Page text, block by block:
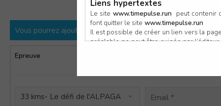
Vous pourrez ajouter d’autres participants une fois la
Epreuve
33 kms- Le défi de l'ALPAGA
Liens hypertextes
Le site www.timepulse.run peut contenir
font quitter le site www.timepulse.run
Il est possible de créer un lien vers la
préalable ne peut être exigée par
nouvelle fenêtre du navigateur.
Responsabilité de l’éditeur
Toutefois, ces informations et/ou